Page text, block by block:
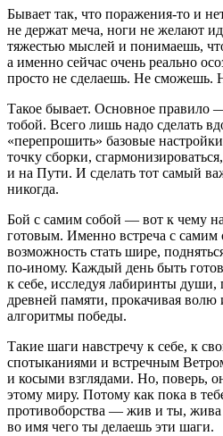
Бывает так, что поражения-то и
не держат меча, ноги не желают
тяжестью мыслей и понимаешь,
а именно сейчас очень реально
просто не сделаешь. Не сможешь.
Такое бывает. Основное правило
тобой. Всего лишь надо сделать
«перепрошить» базовые
точку сборки,
и на Пути. И сделать тот самый
никогда.
Бой с самим собой — вот к чему
готовым. Именно встреча с самим
возможность стать шире,
по-иному. Каждый день быть
к себе, исследуя лабиринты души,
древней памяти, прокачивая волю
алгоритмы победы.
Такие шаги навстречу к себе, к
спотыканиями и встречным
и косыми взглядами. Но, поверь,
этому миру. Потому как пока в
противоборства — жив и ты, жива
во имя чего ты делаешь эти шаги.